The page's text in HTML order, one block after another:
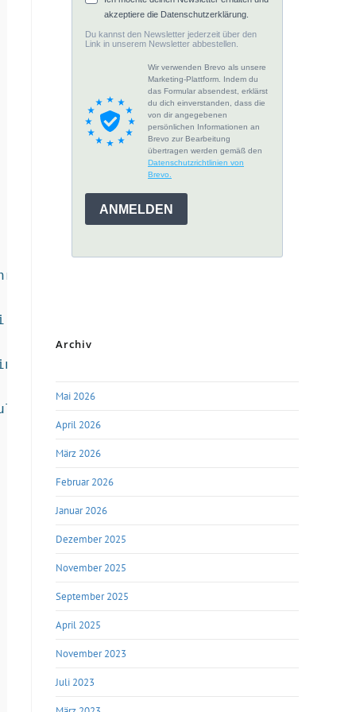
Wahrscheinlichkeit)
gemailt oder getwittert wurde
Archiv
Mai 2026
April 2026
März 2026
Februar 2026
Januar 2026
Dezember 2025
November 2025
September 2025
April 2025
November 2023
Juli 2023